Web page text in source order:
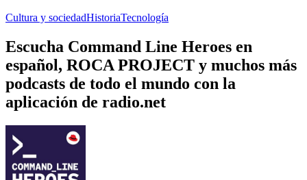
Cultura y sociedadHistoriaTecnología
Escucha Command Line Heroes en
español, ROCA PROJECT y muchos más
podcasts de todo el mundo con la
aplicación de radio.net